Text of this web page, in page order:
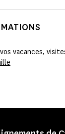
vacances,